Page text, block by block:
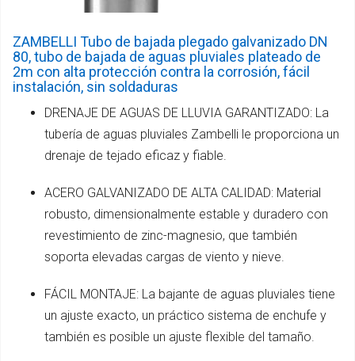
ZAMBELLI Tubo de bajada plegado galvanizado DN
80, tubo de bajada de aguas pluviales plateado de
2m con alta protección contra la corrosión, fácil
instalación, sin soldaduras
DRENAJE DE AGUAS DE LLUVIA GARANTIZADO: La
tubería de aguas pluviales Zambelli le proporciona un
drenaje de tejado eficaz y fiable.
ACERO GALVANIZADO DE ALTA CALIDAD: Material
robusto, dimensionalmente estable y duradero con
revestimiento de zinc-magnesio, que también
soporta elevadas cargas de viento y nieve.
FÁCIL MONTAJE: La bajante de aguas pluviales tiene
un ajuste exacto, un práctico sistema de enchufe y
también es posible un ajuste flexible del tamaño.